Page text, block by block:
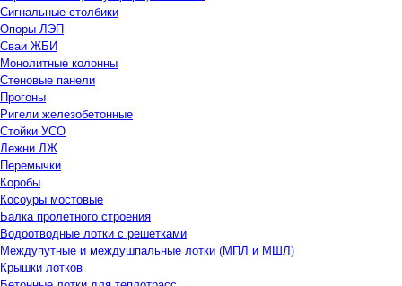
Сигнальные столбики
Опоры ЛЭП
Сваи ЖБИ
Монолитные колонны
Стеновые панели
Прогоны
Ригели железобетонные
Стойки УСО
Лежни ЛЖ
Перемычки
Коробы
Косоуры мостовые
Балка пролетного строения
Водоотводные лотки с решетками
Междупутные и междушпальные лотки (МПЛ и МШЛ)
Крышки лотков